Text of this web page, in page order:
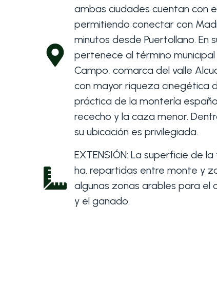
ambas ciudades cuentan con
permitiendo conectar con
minutos desde Puertollano. En
pertenece al término
Campo, comarca del valle
con mayor riqueza cinegética
práctica de la montería
rececho y la caza menor.
su ubicación es privilegiada.
EXTENSIÓN: La superficie de la
ha. repartidas entre monte y
algunas zonas arables para el
y el ganado.